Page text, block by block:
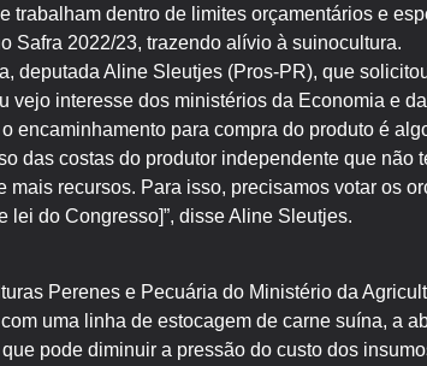
trabalham dentro de limites orçamentários e
Safra 2022/23, trazendo alívio à suinocultura.
deputada Aline Sleutjes (Pros-PR), que
vejo interesse dos ministérios da Economia e
encaminhamento para compra do produto é
das costas do produtor independente que não
mais recursos. Para isso, precisamos votar os
lei do Congresso]”, disse Aline Sleutjes.
Perenes e Pecuária do Ministério da
uma linha de estocagem de carne suína, a
pode diminuir a pressão do custo dos